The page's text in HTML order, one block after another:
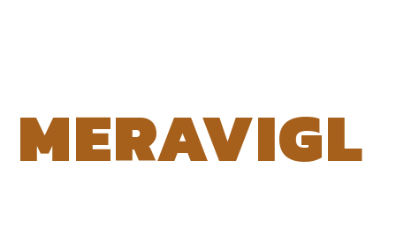
MERAVIGL